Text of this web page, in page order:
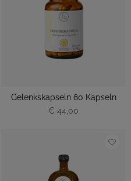
Gelenkskapseln 60 Kapseln
€ 44,00